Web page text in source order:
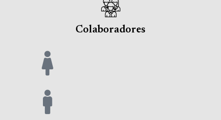
Colaboradores